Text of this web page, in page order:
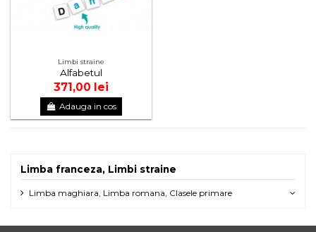
Limbi straine
Alfabetul
371,00 lei
Adauga in cos
Limba franceza, Limbi straine
Limba maghiara, Limba romana, Clasele primare